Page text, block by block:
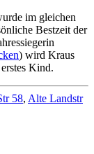
im gleichen
Bestzeit der
) wird Kraus
Kind.
58, Alte Landstr